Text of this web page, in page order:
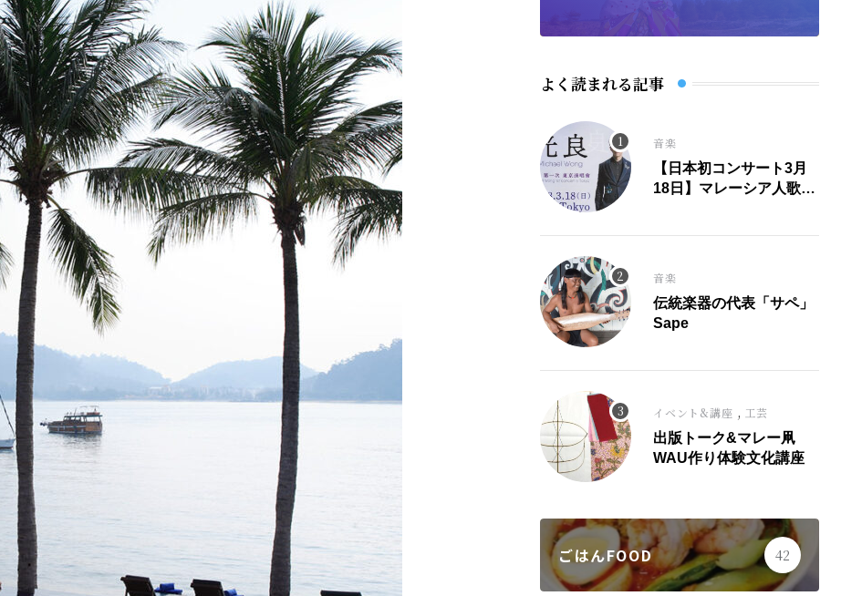
よく読まれる記事
音楽
【日本初コンサート3月
18日】マレーシア人歌
音楽
伝統楽器の代表「サペ」
Sape
イベント&講座 , 工芸
出版トーク&マレー凧
WAU作り体験文化講座
ごはんFOOD 42